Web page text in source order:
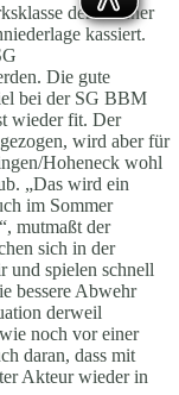
der Männer
kassiert.
Die gute
bei der SG BBM
wieder fit. Der
wird aber für
Hoheneck wohl
„Das wird ein
im Sommer
mutmaßt der
sich in der
und spielen schnell
bessere Abwehr
derweil
noch vor einer
daran, dass mit
Akteur wieder in